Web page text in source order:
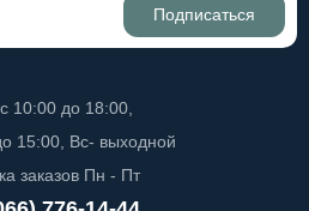
Подписаться
10:00 до 18:00,
15:00, Вс- выходной
заказов Пн - Пт